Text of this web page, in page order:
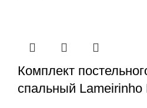
Комплект
спальный Lameirinho